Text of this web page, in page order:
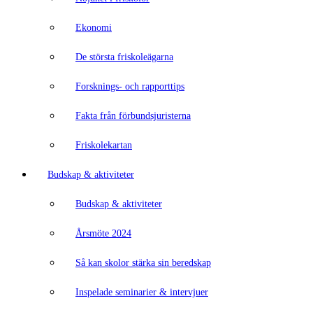
Ekonomi
De största friskoleägarna
Forsknings- och rapporttips
Fakta från förbundsjuristerna
Friskolekartan
Budskap & aktiviteter
Budskap & aktiviteter
Årsmöte 2024
Så kan skolor stärka sin beredskap
Inspelade seminarier & intervjuer